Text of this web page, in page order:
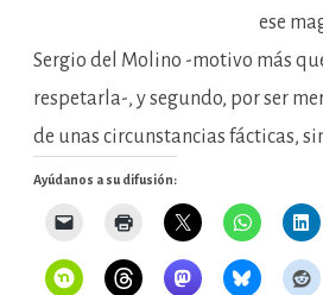
ese
Sergio del Molino -motivo más
respetarla-, y segundo, por ser
de unas circunstancias fácticas,
Ayúdanos a su difusión: